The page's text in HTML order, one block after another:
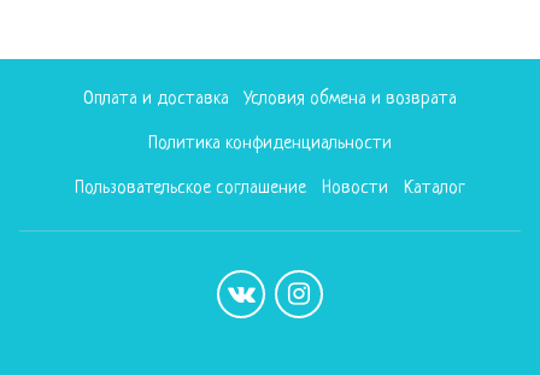
Оплата и доставка Условия обмена и возврата
Политика конфиденциальности
Пользовательское соглашение Новости Каталог